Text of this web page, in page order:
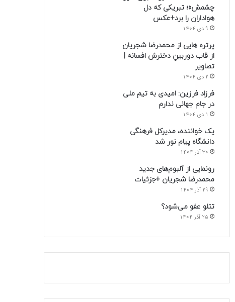
چشمش»؛ تبریکی که دل
هواداران را برد+عکس
9 دی 1404
پرتره هایی از محمدرضا شجریان
از قاب دوربینِ دخترش افسانه |
تصاویر
2 دی 1404
فرزاد فرزین: امیدی به تیم ملی
در جام جهانی ندارم
1 دی 1404
یک خواننده، مدیرکل فرهنگی
دانشگاه پیام نور شد
30 آذر 1404
رونمایی از آلبوم‌های جدید
محمدرضا شجریان +جزئیات
29 آذر 1404
تتلو عفو می‌شود؟
25 آذر 1404